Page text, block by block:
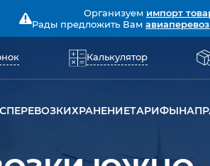
Организуем импорт
Рады предложить Вам
Калькулятор
ПЕРЕВОЗКИХРАНЕНИЕТАРИФЫ